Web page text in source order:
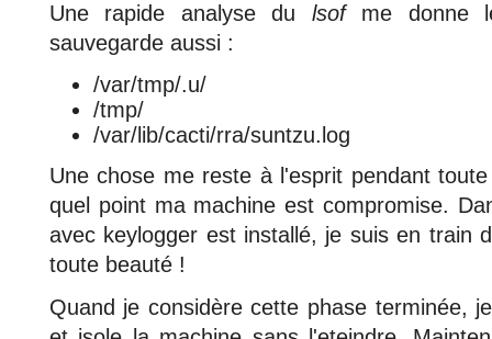
Une rapide analyse du lsofme donne
sauvegarde aussi :
/var/tmp/.u/
/tmp/
/var/lib/cacti/rra/suntzu.log
Une chose me reste à l'esprit pendant
quel point ma machine est compromise.
avec keylogger est installé, je suis en train
toute beauté !
Quand je considère cette phase terminée,